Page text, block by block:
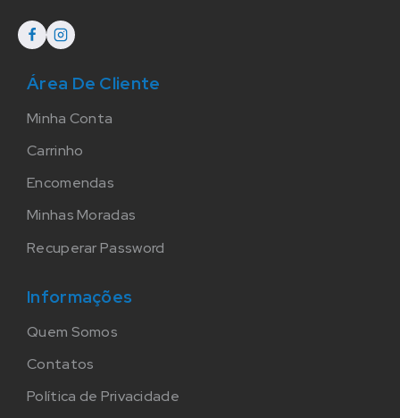
Área De Cliente
Minha Conta
Carrinho
Encomendas
Minhas Moradas
Recuperar Password
Informações
Quem Somos
Contatos
Política de Privacidade